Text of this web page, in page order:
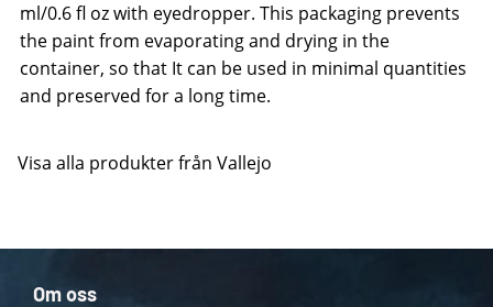
ml/0.6 fl oz with eyedropper. This packaging prevents
the paint from evaporating and drying in the
container, so that It can be used in minimal quantities
and preserved for a long time.
Visa alla produkter från Vallejo
Om oss